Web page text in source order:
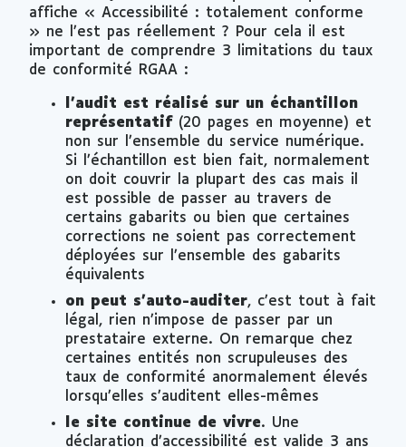
affiche « Accessibilité : totalement conforme
» ne l’est pas réellement ? Pour cela il est
important de comprendre 3 limitations du taux
de conformité RGAA :
l’audit est réalisé sur un échantillon
représentatif(20 pages en moyenne) et
non sur l’ensemble du service numérique.
Si l’échantillon est bien fait, normalement
on doit couvrir la plupart des cas mais il
est possible de passer au travers de
certains gabarits ou bien que certaines
corrections ne soient pas correctement
déployées sur l’ensemble des gabarits
équivalents
on peut s’auto-auditer, c’est tout à fait
légal, rien n’impose de passer par un
prestataire externe. On remarque chez
certaines entités non scrupuleuses des
taux de conformité anormalement élevés
lorsqu’elles s’auditent elles-mêmes
le site continue de vivre. Une
déclaration d’accessibilité est valide 3 ans